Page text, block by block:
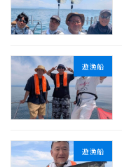
遊漁船
遊漁船